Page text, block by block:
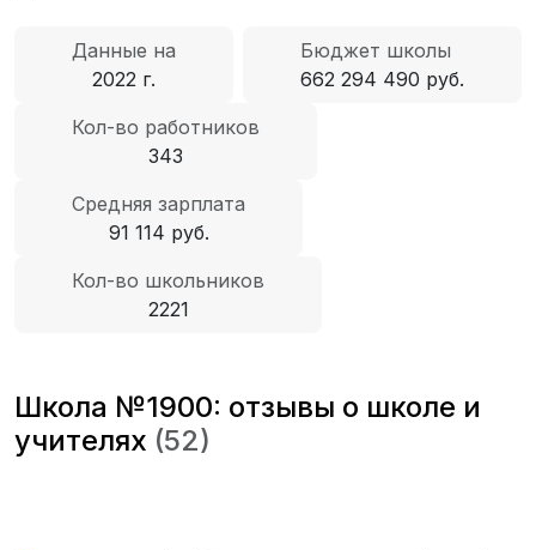
Данные на
2022 г.
Бюджет школы
662 294 490 руб.
Кол-во работников
343
Средняя зарплата
91 114 руб.
Кол-во школьников
2221
Школа №1900: отзывы о школе и
учителях (52)